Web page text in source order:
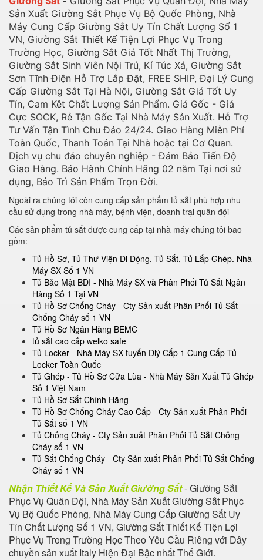
Sản Xuất Giường Sắt Phục Vụ Bộ Quốc Phòng, Nhà
Máy Cung Cấp Giường Sắt Uy Tín Chất Lượng Số 1
VN, Giường Sắt Thiết Kế Tiện Lợi Phục Vụ Trong
Trường Học, Giường Sắt Giá Tốt Nhất Thị Trường,
Giường Sắt Sinh Viên Nội Trú, Kí Túc Xá, Giường Sắt
Sơn Tĩnh Điện Hỗ Trợ Lắp Đặt, FREE SHIP, Đại Lý Cung
Cấp Giường Sắt Tại Hà Nội, Giường Sắt Giá Tốt Uy
Tín, Cam Kêt Chất Lượng Sản Phẩm. Giá Gốc - Giá
Cực SOCK, Rẻ Tận Gốc Tại Nhà Máy Sản Xuất. Hỗ Trợ
Tư Vấn Tận Tình Chu Đáo 24/24. Giao Hàng Miễn Phí
Toàn Quốc, Thanh Toán Tại Nhà hoặc tại Cơ Quan.
Dịch vụ chu đáo chuyên nghiệp - Đảm Bảo Tiến Độ
Giao Hàng. Bảo Hành Chính Hãng 02 năm Tại nơi sử
dụng, Bảo Trì Sản Phẩm Trọn Đời.
Ngoài ra chúng tôi còn cung cấp sản phẩm tủ sắt phù hợp nhu
cầu sử dụng trong nhà máy, bệnh viện, doanh trại quân đội
Các sản phẩm tủ sắt được cung cấp tại nhà máy chúng tôi bao
gồm:
Tủ Hồ Sơ, Tủ Thư Viện Di Động, Tủ Sắt, Tủ Lắp Ghép. Nhà
Máy SX Số 1 VN
Tủ Bảo Mật BDI - Nhà Máy SX và Phân Phối Tủ Sắt Ngân
Hàng Số 1 Tại VN
Tủ Hồ Sơ Chống Cháy - Cty Sản xuất Phân Phối Tủ Sắt
Chống Cháy số 1 VN
Tủ Hồ Sơ Ngân Hàng BEMC
tủ sắt cao cấp welko safe
Tủ Locker - Nhà Máy SX tuyển Đlý Cấp 1 Cung Cấp Tủ
Locker Toàn Quốc
Tủ Ghép - Tủ Hồ Sơ Cửa Lùa - Nhà Máy Sản Xuất Tủ Ghép
Số 1 Việt Nam
Tủ Hồ Sơ Sắt Chính Hãng
Tủ Hồ Sơ Chống Cháy Cao Cấp - Cty Sản xuất Phân Phối
Tủ Sắt số 1 VN
Tủ Chống Cháy - Cty Sản xuất Phân Phối Tủ Sắt Chống
Cháy số 1 VN
Tủ Sắt Chống Cháy - Cty Sản xuất Phân Phối Tủ Sắt Chống
Cháy số 1 VN
Nhận Thiết Kế Và Sản Xuất Giường Sắt- Giường Sắt
Phục Vụ Quân Đội, Nhà Máy Sản Xuất Giường Sắt Phục
Vụ Bộ Quốc Phòng, Nhà Máy Cung Cấp Giường Sắt Uy
Tín Chất Lượng Số 1 VN, Giường Sắt Thiết Kế Tiện Lợi
Phục Vụ Trong Trường Học Theo Yêu Cầu Riêng với Dây
chuyền sản xuất Italy Hiện Đại Bậc nhất Thế Giới.